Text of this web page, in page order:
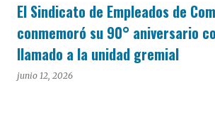
El Sindicato de Empleados de
conmemoró su 90° aniversario
llamado a la unidad gremial
junio 12, 2026